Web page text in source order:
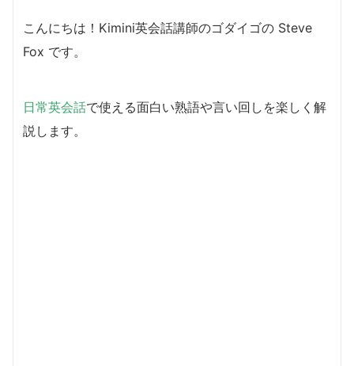
こんにちは！Kimini英会話講師のゴダイゴの Steve
Fox です。
日常英会話で使える面白い熟語や言い回しを楽しく解
説します。